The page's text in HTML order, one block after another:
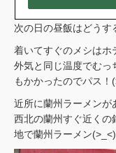
次の日の昼飯はどうす
着いてすぐのメシはホ
外気と同じ温度でむっ
もかかったのでパス！
近所に蘭州ラーメンが
西北の蘭州すぐ近くの
地で蘭州ラーメン(>_<)